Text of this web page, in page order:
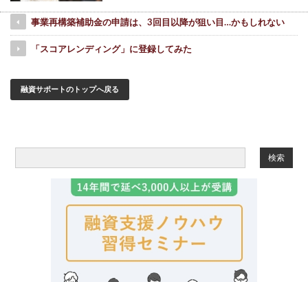
事業再構築補助金の申請は、3回目以降が狙い目…かもしれない
「スコアレンディング」に登録してみた
融資サポートのトップへ戻る